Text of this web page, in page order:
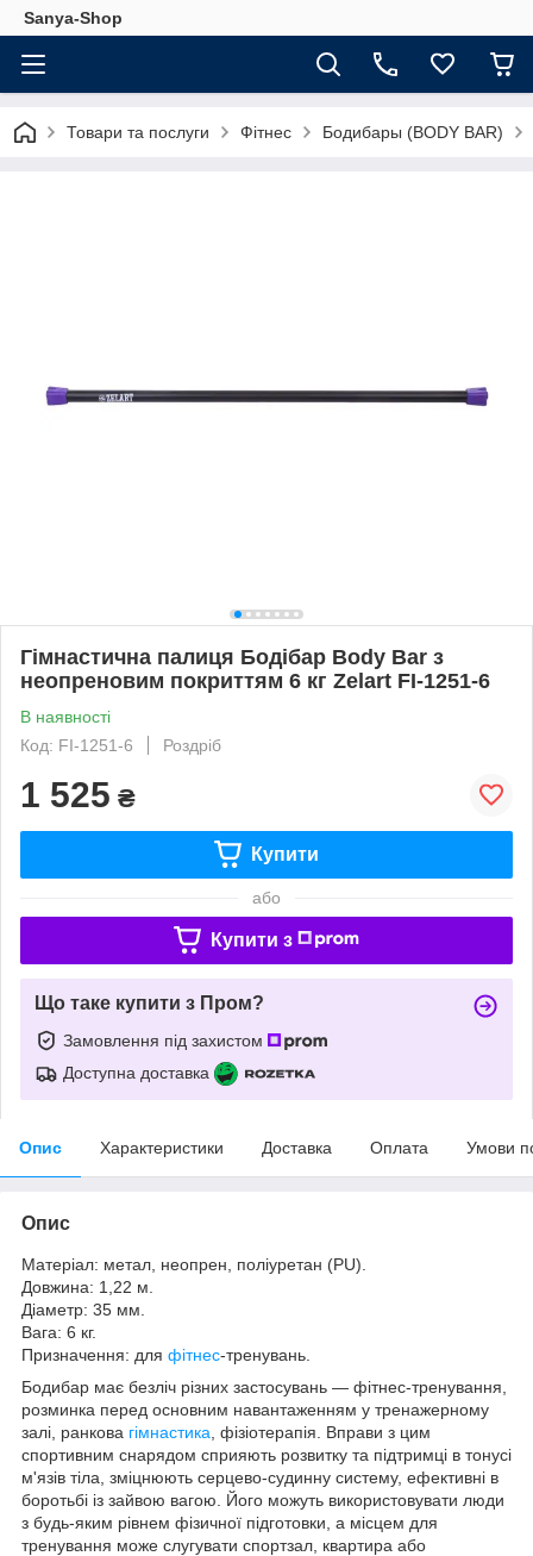
Sanya-Shop
Товари та послуги Фітнес Бодибары (BODY BAR)
Гімнастична палиця Бодібар Body Bar з
неопреновим покриттям 6 кг Zelart FI-1251-6
В наявності
Код: FI-1251-6
Роздріб
1 525 ₴
Купити
або
Купити з
Що таке купити з Пром?
Замовлення під захистом
Доступна доставка
Опис Характеристики Доставка Оплата Умови
Опис
Матеріал: метал, неопрен, поліуретан (PU).
Довжина: 1,22 м.
Діаметр: 35 мм.
Вага: 6 кг.
Призначення: для фітнес-тренувань.
Бодибар має безліч різних застосувань — фітнес-тренування,
розминка перед основним навантаженням у тренажерному
залі, ранкова гімнастика , фізіотерапія. Вправи з цим
спортивним снарядом сприяють розвитку та підтримці в тонусі
м'язів тіла, зміцнюють серцево-судинну систему, ефективні в
боротьбі із зайвою вагою. Його можуть використовувати люди
з будь-яким рівнем фізичної підготовки, а місцем для
тренування може слугувати спортзал, квартира або